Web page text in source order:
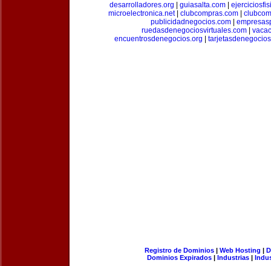
desarrolladores.org
guiasalta.com|
microelectronica.net| clubcompras.com
publicidadnegocios.com
ruedasdenegociosvirtuales.com|
encuentrosdenegocios.org
Registro de Dominios| Web Hosting |
Dominios Expirados | Industrias |